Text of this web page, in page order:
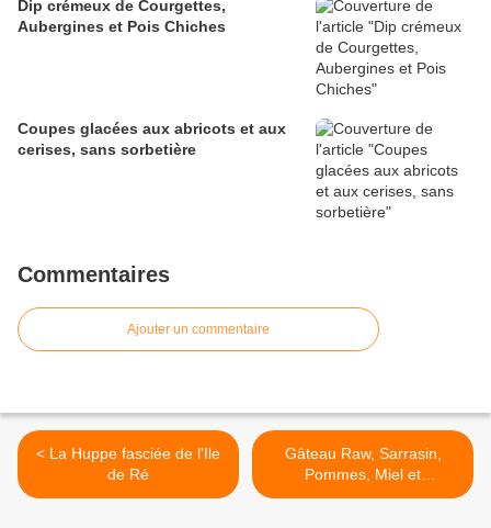
Dip crémeux de Courgettes,
Aubergines et Pois Chiches
Coupes glacées aux abricots et aux
cerises, sans sorbetière
Commentaires
Ajouter un commentaire
< La Huppe fasciée de l'Ile
de Ré
Gâteau Raw, Sarrasin,
Pommes, Miel et
Cranberries, sans Gluten >